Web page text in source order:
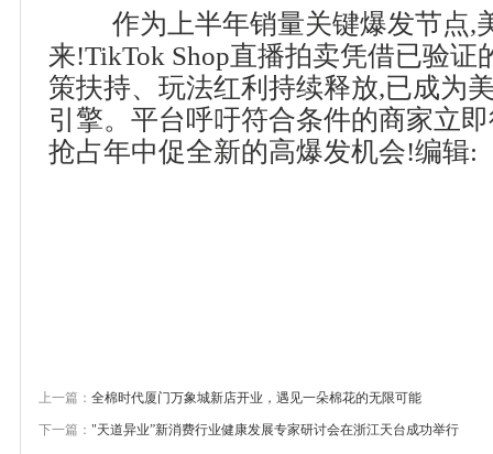
作为上半年销量关键爆发节点,
来!TikTok Shop直播拍卖凭借已验
策扶持、玩法红利持续释放,已成为
引擎。平台呼吁符合条件的商家立
抢占年中促全新的高爆发机会!编辑:
上一篇： 全棉时代厦门万象城新店开业，遇见一朵棉花的无限可能
下一篇： "天道异业”新消费行业健康发展专家研讨会在浙江天台成功举行